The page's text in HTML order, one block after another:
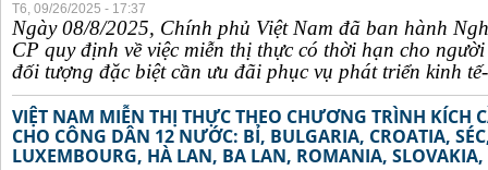
T6, 09/26/2025 - 17:37
Ngày 08/8/2025, Chính phủ Việt Nam đã ban hành
CP quy định về việc miễn thị thực có thời hạn cho
đối tượng đặc biệt cần ưu đãi phục vụ phát triển kinh
VIỆT NAM MIỄN THỊ THỰC THEO CHƯƠNG TRÌNH KÍCH
CHO CÔNG DÂN 12 NƯỚC: BỈ, BULGARIA, CROATIA,
LUXEMBOURG, HÀ LAN, BA LAN, ROMANIA, SLOVAKIA,